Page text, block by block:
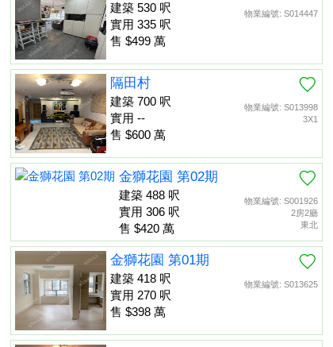
物業編號: S014447
建築 530 呎
實用 335 呎
售 $499 萬
物業編號: S013998
3X1
隔田村
建築 700 呎
實用 --
售 $600 萬
物業編號: S001926
2房2廳
東北
金獅花園 第02期
建築 488 呎
實用 306 呎
售 $420 萬
物業編號: S013625
金獅花園 第01期
建築 418 呎
實用 270 呎
售 $398 萬